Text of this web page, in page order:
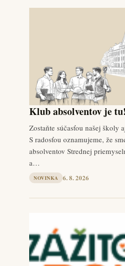
Klub absolventov je tu!
Zostaňte súčasťou našej školy
S radosťou oznamujeme, že
absolventov Strednej
a…
NOVINKA 6. 8. 2026